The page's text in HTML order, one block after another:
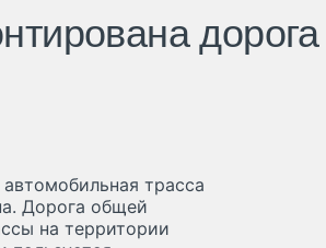
дорога
трасса
Дорога общей
на территории